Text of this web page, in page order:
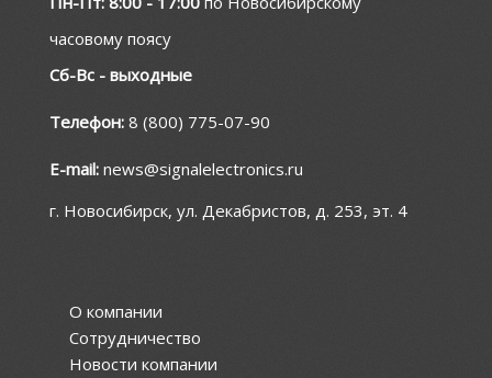
часовому поясу
Сб-Вс - выходные
Телефон: 8 (800) 775-07-90
E-mail: news@signalelectronics.ru
г. Новосибирск, ул. Декабристов, д. 253, эт. 4
О компании
Сотрудничество
Новости компании